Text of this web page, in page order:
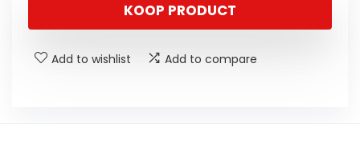
KOOP PRODUCT
Add to wishlist Add to compare